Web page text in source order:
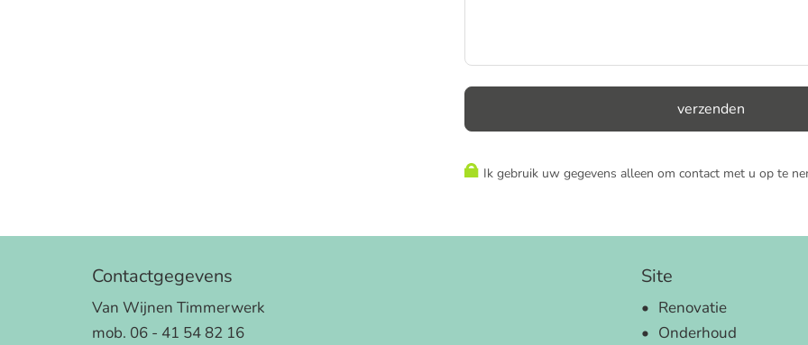
Ik gebruik uw gegevens alleen om contact met u op te
Contactgegevens
Van Wijnen Timmerwerk
mob. 06 - 41 54 82 16
Site
Renovatie
Onderhoud